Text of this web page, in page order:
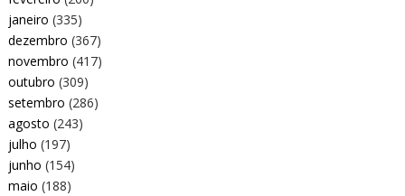
janeiro (335)
dezembro (367)
novembro (417)
outubro (309)
setembro (286)
agosto (243)
julho (197)
junho (154)
maio (188)